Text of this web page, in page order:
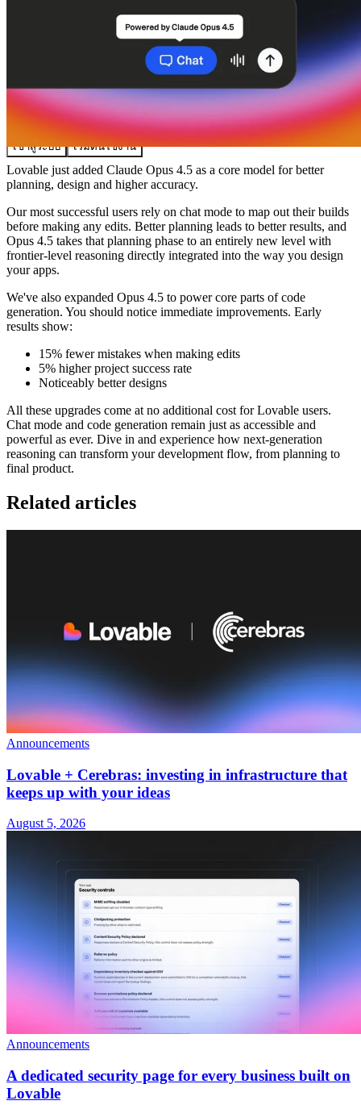
ราคา
ความปลอดภัย
เข้าสู่ระบบ เริ่มต้นใช้งาน
Lovable just added Claude Opus 4.5 as a core model for better
planning, design and higher accuracy.
Our most successful users rely on chat mode to map out their builds
before making any edits. Better planning leads to better results, and
Opus 4.5 takes that planning phase to an entirely new level with
frontier-level reasoning directly integrated into the way you design
your apps.
We've also expanded Opus 4.5 to power core parts of code
generation. You should notice immediate improvements. Early
results show:
15% fewer mistakes when making edits
5% higher project success rate
Noticeably better designs
All these upgrades come at no additional cost for Lovable users.
Chat mode and code generation remain just as accessible and
powerful as ever. Dive in and experience how next-generation
reasoning can transform your development flow, from planning to
final product.
Related articles
Announcements
Lovable + Cerebras: investing in infrastructure that
keeps up with your ideas
August 5, 2026
Announcements
A dedicated security page for every business built on
Lovable